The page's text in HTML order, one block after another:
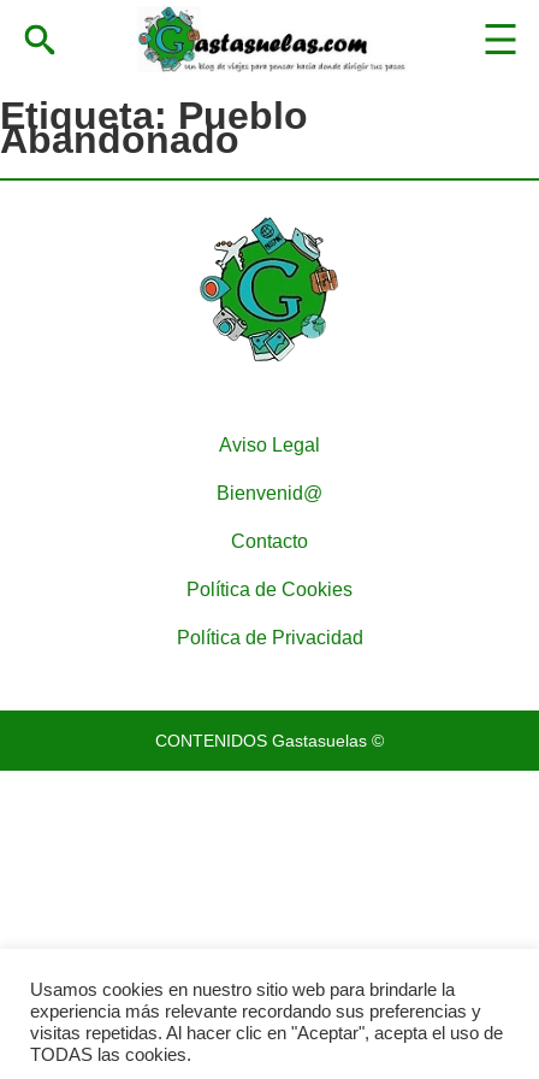
Etiqueta: Pueblo
Abandonado
Aviso Legal
Bienvenid@
Contacto
Política de Cookies
Política de Privacidad
CONTENIDOS Gastasuelas ©
Usamos cookies en nuestro sitio web para brindarle la
experiencia más relevante recordando sus preferencias y
visitas repetidas. Al hacer clic en "Aceptar", acepta el uso de
TODAS las cookies.